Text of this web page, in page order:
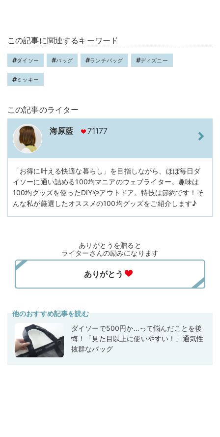
この記事に関連するキーワード
ダイソー バッグ ランチバッグ ディズニー
ミッキー
この記事のライター
海原藍 71177
「お得に叶える快適な暮らし」を目指しながら、ほぼ毎日ダ
イソーに通い詰める100均マニアのウェブライター。趣味は
100均グッズを使ったDIYやアウトドア。特技は節約です！そ
んな私が厳選したオススメの100均グッズをご紹介します♪
ありがとうを贈ると
ライターさんの励みになります
他のおすすめ記事を読む
ダイソーで500円か…って悩んだことを後
悔！「見た目以上に使いやすい！」通気性
抜群なバッグ